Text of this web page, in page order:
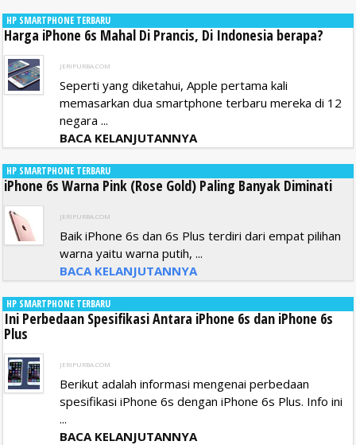
HP SMARTPHONE TERBARU
Harga iPhone 6s Mahal Di Prancis, Di Indonesia berapa?
JERIPURBA.COM
Seperti yang diketahui, Apple pertama kali
memasarkan dua smartphone terbaru mereka di 12
negara ...
BACA KELANJUTANNYA
HP SMARTPHONE TERBARU
iPhone 6s Warna Pink (Rose Gold) Paling Banyak Diminati
JERIPURBA.COM
Baik iPhone 6s dan 6s Plus terdiri dari empat pilihan
warna yaitu warna putih, ...
BACA KELANJUTANNYA
HP SMARTPHONE TERBARU
Ini Perbedaan Spesifikasi Antara iPhone 6s dan iPhone 6s
Plus
JERIPURBA.COM
Berikut adalah informasi mengenai perbedaan
spesifikasi iPhone 6s dengan iPhone 6s Plus. Info ini
...
BACA KELANJUTANNYA